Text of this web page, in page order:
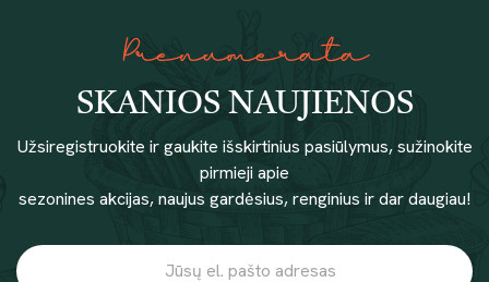
Prenumerata
SKANIOS NAUJIENOS
Užsiregistruokite ir gaukite išskirtinius pasiūlymus, sužinokite
pirmieji apie
sezonines akcijas, naujus gardėsius, renginius ir dar daugiau!